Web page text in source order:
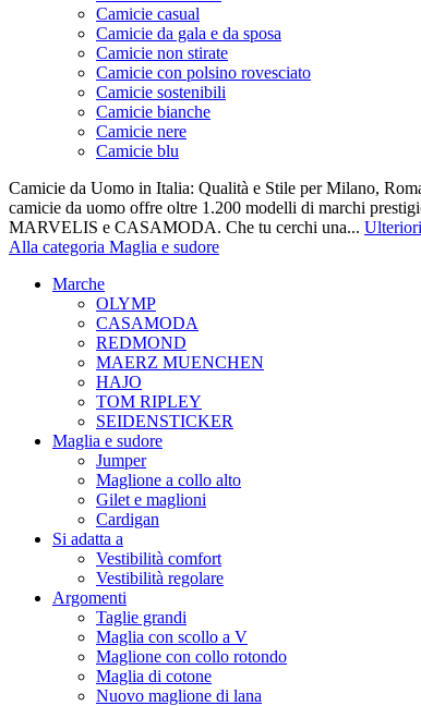
Camicie casual
Camicie da gala e da sposa
Camicie non stirate
Camicie con polsino rovesciato
Camicie sostenibili
Camicie bianche
Camicie nere
Camicie blu
Camicie da Uomo in Italia: Qualità e Stile per Milano,
camicie da uomo offre oltre 1.200 modelli di marchi
MARVELIS e CASAMODA. Che tu cerchi una...
Alla categoria Maglia e sudore
Marche
OLYMP
CASAMODA
REDMOND
MAERZ MUENCHEN
HAJO
TOM RIPLEY
SEIDENSTICKER
Maglia e sudore
Jumper
Maglione a collo alto
Gilet e maglioni
Cardigan
Si adatta a
Vestibilità comfort
Vestibilità regolare
Argomenti
Taglie grandi
Maglia con scollo a V
Maglione con collo rotondo
Maglia di cotone
Nuovo maglione di lana